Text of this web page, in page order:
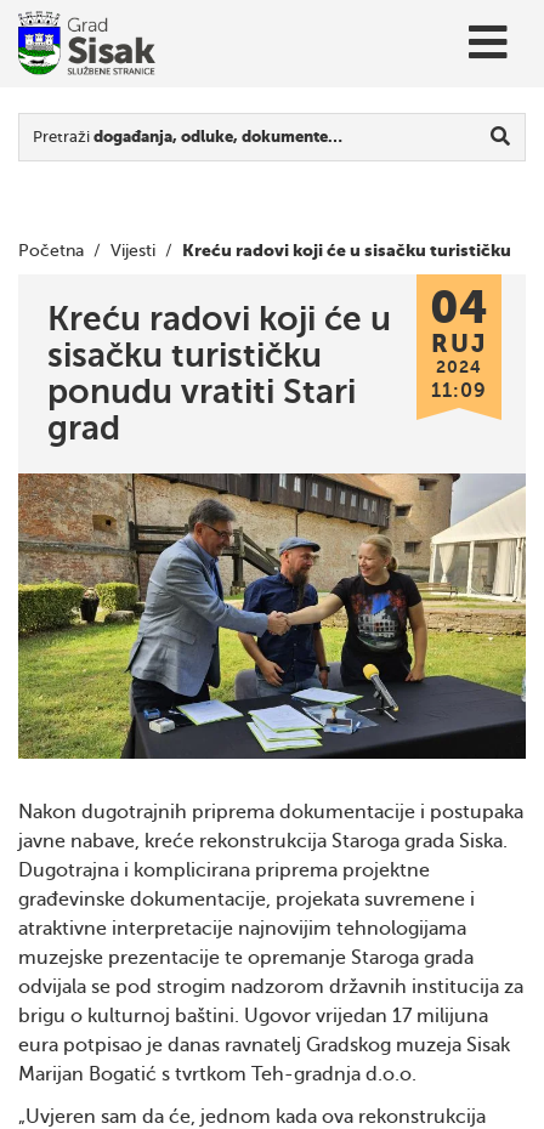
Pretraži događanja, odluke, dokumente…
Početna / Vijesti / Kreću radovi koji će u sisačku turističku
Kreću radovi koji će u
sisačku turističku
ponudu vratiti Stari
grad
04
RUJ
2024
11:09
Nakon dugotrajnih priprema dokumentacije i postupaka
javne nabave, kreće rekonstrukcija Staroga grada Siska.
Dugotrajna i komplicirana priprema projektne
građevinske dokumentacije, projekata suvremene i
atraktivne interpretacije najnovijim tehnologijama
muzejske prezentacije te opremanje Staroga grada
odvijala se pod strogim nadzorom državnih institucija za
brigu o kulturnoj baštini. Ugovor vrijedan 17 milijuna
eura potpisao je danas ravnatelj Gradskog muzeja Sisak
Marijan Bogatić s tvrtkom Teh-gradnja d.o.o.
„Uvjeren sam da će, jednom kada ova rekonstrukcija